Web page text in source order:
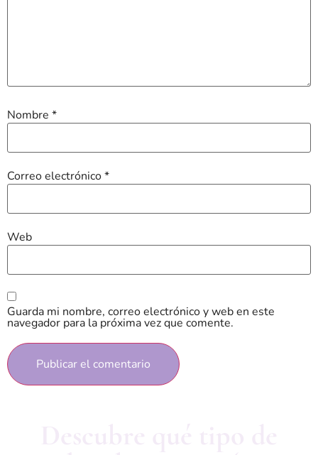
Nombre *
Correo electrónico*
Web
Guarda mi nombre, correo electrónico y web en este
navegador para la próxima vez que comente.